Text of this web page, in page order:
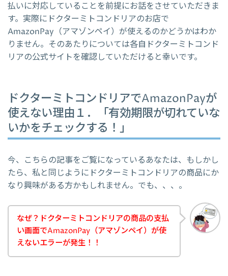
払いに対応していることを前提にお話をさせていただきま
す。実際にドクターミトコンドリアのお店で
AmazonPay（アマゾンペイ）が使えるのかどうかはわか
りません。そのあたりについては各自ドクターミトコンド
リアの公式サイトを確認していただけると幸いです。
ドクターミトコンドリアでAmazonPayが
使えない理由１．「有効期限が切れていな
いかをチェックする！」
今、こちらの記事をご覧になっているあなたは、もしかし
たら、私と同じようにドクターミトコンドリアの商品にか
なり興味がある方かもしれません。でも、、、。
なぜ？ドクターミトコンドリアの商品の支払
い画面でAmazonPay（アマゾンペイ）が使
えないエラーが発生！！